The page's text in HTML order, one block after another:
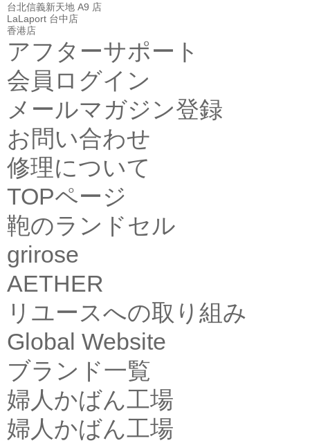
台北信義新天地 A9 店
LaLaport 台中店
香港店
アフターサポート
会員ログイン
メールマガジン登録
お問い合わせ
修理について
TOPページ
鞄のランドセル
grirose
AETHER
リユースへの取り組み
Global Website
ブランド一覧
婦人かばん工場
婦人かばん工場